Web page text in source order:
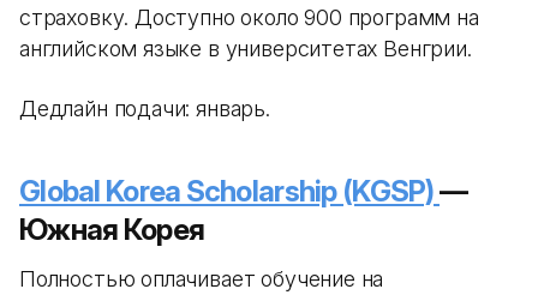
страховку. Доступно около 900 программ на
английском языке в университетах Венгрии.
Дедлайн подачи: январь.
Global Korea Scholarship (KGSP)—
Южная Корея
Полностью оплачивает обучение на